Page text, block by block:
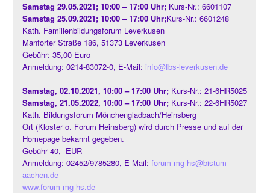
Samstag 29.05.2021; 10:00 – 17:00 Uhr; Kurs-Nr.: 6601107
Samstag 25.09.2021; 10:00 – 17:00 Uhr;Kurs-Nr.: 6601248
Kath. Familienbildungsforum Leverkusen
Manforter Straße 186, 51373 Leverkusen
Gebühr: 35,00 Euro
Anmeldung: 0214-83072-0, E-Mail: info@fbs-leverkusen.de
Samstag, 02.10.2021, 10:00 – 17:00 Uhr; Kurs-Nr.: 21-6HR5025
Samstag, 21.05.2022, 10:00 – 17:00 Uhr; Kurs-Nr.: 22-6HR5027
Kath. Bildungsforum Mönchengladbach/Heinsberg
Ort (Kloster o. Forum Heinsberg) wird durch Presse und auf der
Homepage bekannt gegeben.
Gebühr 40,- EUR
Anmeldung: 02452/9785280, E-Mail: forum-mg-hs@bistum-
aachen.de
www.forum-mg-hs.de